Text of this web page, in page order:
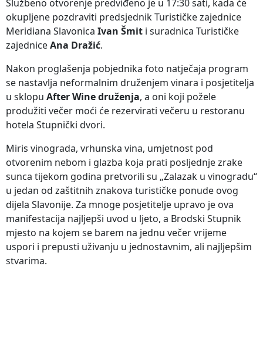
Službeno otvorenje predviđeno je u 17:30 sati, kada će
okupljene pozdraviti predsjednik Turističke zajednice
Meridiana Slavonica Ivan Šmit i suradnica Turističke
zajedniceAna Dražić.
Nakon proglašenja pobjednika foto natječaja program
se nastavlja neformalnim druženjem vinara i posjetitelja
u sklopu After Wine druženja, a oni koji požele
produžiti večer moći će rezervirati večeru u restoranu
hotela Stupnički dvori.
Miris vinograda, vrhunska vina, umjetnost pod
otvorenim nebom i glazba koja prati posljednje zrake
sunca tijekom godina pretvorili su „Zalazak u vinogradu“
u jedan od zaštitnih znakova turističke ponude ovog
dijela Slavonije. Za mnoge posjetitelje upravo je ova
manifestacija najljepši uvod u ljeto, a Brodski Stupnik
mjesto na kojem se barem na jednu večer vrijeme
uspori i prepusti uživanju u jednostavnim, ali najljepšim
stvarima.